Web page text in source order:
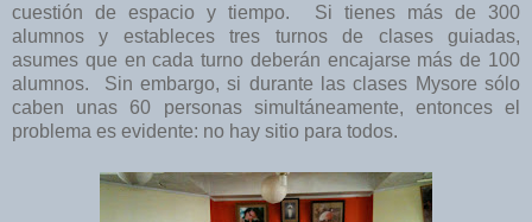
cuestión de espacio y tiempo. Si tienes más de 300
alumnos y estableces tres turnos de clases guiadas,
asumes que en cada turno deberán encajarse más de 100
alumnos. Sin embargo, si durante las clases Mysore sólo
caben unas 60 personas simultáneamente, entonces el
problema es evidente: no hay sitio para todos.